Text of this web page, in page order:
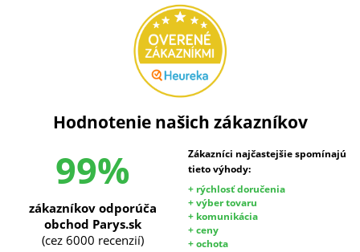
Hodnotenie našich zákazníkov
99%
Zákazníci najčastejšie spomínajú
tieto výhody:
+ rýchlosť doručenia
+ výber tovaru
+ komunikácia
+ ceny
+ ochota
zákazníkov odporúča
obchod Parys.sk
(cez 6000 recenzií)